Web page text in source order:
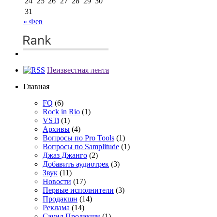
31
« Фев
Неизвестная лента
Главная
FQ (6)
Rock in Rio (1)
VSTi (1)
Архивы (4)
Вопросы по Pro Tools (1)
Вопросы по Samplitude (1)
Джаз Джанго (2)
Добавить аудиотрек (3)
Звук (11)
Новости (17)
Первые исполнители (3)
Продакшн (14)
Реклама (14)